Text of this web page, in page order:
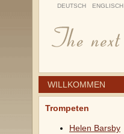
DEUTSCH ENGLISCH
WILLKOMMEN
Trompeten
Helen Barsby